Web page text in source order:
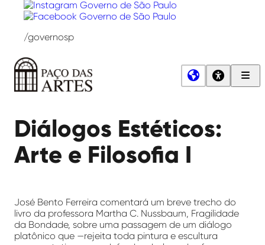
/governosp
Artes
Diálogos Estéticos:
Arte e Filosofia I
José Bento Ferreira comentará um breve trecho do
livro da professora Martha C. Nussbaum, Fragilidade
da Bondade, sobre uma passagem de um diálogo
platônico que —rejeita toda pintura e escultura